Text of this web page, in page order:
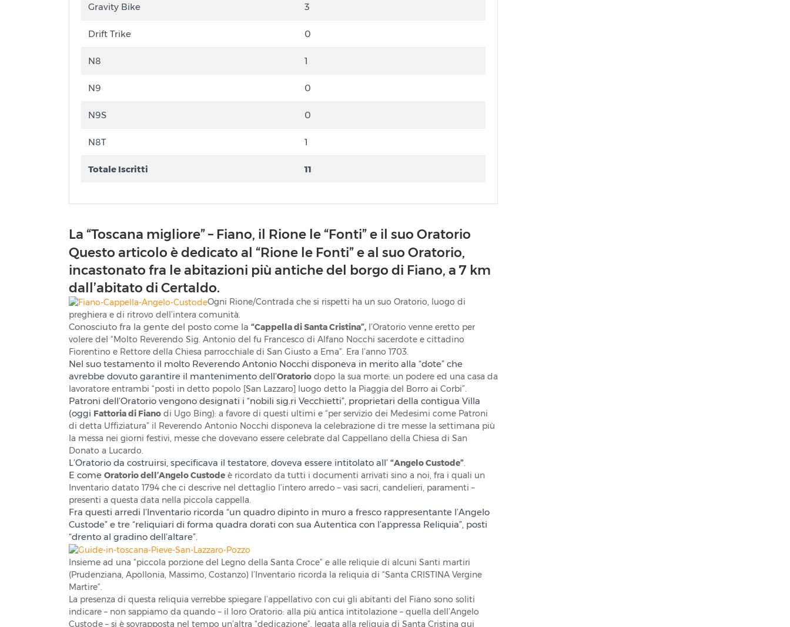
Gravity Bike 3
Drift Trike 0
N8 1
N9 0
N9S 0
N8T 1
Totale Iscritti 11
La “Toscana migliore” – Fiano, il Rione le “Fonti” e il suo Oratorio
Questo articolo è dedicato al “Rione le Fonti” e al suo Oratorio,
incastonato fra le abitazioni più antiche del borgo di Fiano, a 7 km
dall’abitato di Certaldo.
Ogni Rione/Contrada che si rispetti ha un suo Oratorio, luogo di
preghiera e di ritrovo dell’intera comunità.
Conosciuto fra la gente del posto come la “Cappella di Santa Cristina”, l’Oratorio venne eretto per
volere del “Molto Reverendo Sig. Antonio del fu Francesco di Alfano Nocchi sacerdote e cittadino
Fiorentino e Rettore della Chiesa parrocchiale di San Giusto a Ema”. Era l’anno 1703.
Nel suo testamento il molto Reverendo Antonio Nocchi disponeva in merito alla “dote” che
avrebbe dovuto garantire il mantenimento dell’Oratorio dopo la sua morte: un podere ed una casa da
lavoratore entrambi “posti in detto popolo [San Lazzaro] luogo detto la Piaggia del Borro ai Corbi”.
Patroni dell’Oratorio vengono designati i “nobili sig.ri Vecchietti”, proprietari della contigua Villa
(oggi Fattoria di Fiano di Ugo Bing): a favore di questi ultimi e “per servizio dei Medesimi come Patroni
di detta Uffiziatura” il Reverendo Antonio Nocchi disponeva la celebrazione di tre messe la settimana più
la messa nei giorni festivi, messe che dovevano essere celebrate dal Cappellano della Chiesa di San
Donato a Lucardo.
L’Oratorio da costruirsi, specificava il testatore, doveva essere intitolato all’ “Angelo Custode”.
E come Oratorio dell’Angelo Custode è ricordato da tutti i documenti arrivati sino a noi, fra i quali un
Inventario datato 1794 che ci descrive nel dettaglio l’intero arredo – vasi sacri, candelieri, paramenti –
presenti a questa data nella piccola cappella.
Fra questi arredi l’Inventario ricorda “un quadro dipinto in muro a fresco rappresentante l’Angelo
Custode” e tre “reliquiari di forma quadra dorati con sua Autentica con l’appressa Reliquia”, posti
“drento al gradino dell’altare”.
Insieme ad una “piccola porzione del Legno della Santa Croce” e alle reliquie di alcuni Santi martiri
(Prudenziana, Apollonia, Massimo, Costanzo) l’Inventario ricorda la reliquia di “Santa CRISTINA Vergine
Martire”.
La presenza di questa reliquia verrebbe spiegare l’appellativo con cui gli abitanti del Fiano sono soliti
indicare – non sappiamo da quando – il loro Oratorio: alla più antica intitolazione – quella dell’Angelo
Custode – si è sovrapposta nel tempo un’altra “dedicazione”, legata alla reliquia di Santa Cristina qui